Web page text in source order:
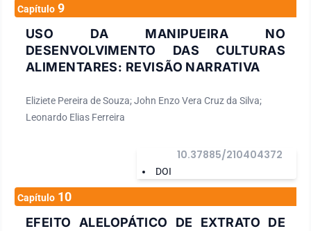
Capítulo 9
USO DA MANIPUEIRA NO
DESENVOLVIMENTO DAS CULTURAS
ALIMENTARES: REVISÃO NARRATIVA
Eliziete Pereira de Souza; John Enzo Vera Cruz da Silva;
Leonardo Elias Ferreira
DOI
10.37885/210404372
Capítulo 10
EFEITO ALELOPÁTICO DE EXTRATO DE